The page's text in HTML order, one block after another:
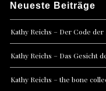
Neueste Beiträge
Kathy Reichs – Der Code der
Kathy Reichs – Das Gesicht
Kathy Reichs – the bone